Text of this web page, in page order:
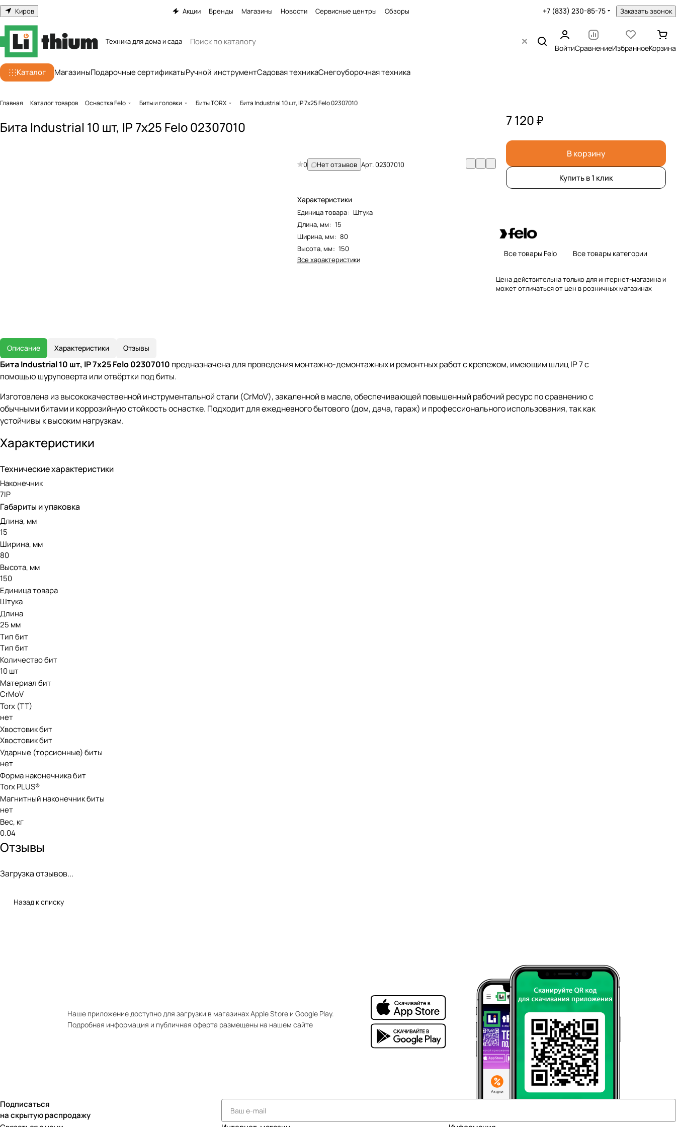
Киров Акции Бренды Магазины Новости Сервисные центры Обзоры +7 (833) 230-85-75 Заказать звонок
Техника для дома и сада
ВойтиСравнениеИзбранноеКорзина
Каталог МагазиныПодарочные сертификатыРучной инструментСадовая техникаСнегоуборочная техника
Главная Каталог товаров Оснастка Felo Биты и головки Биты TORX Бита Industrial 10 шт, IP 7x25 Felo 02307010
Бита Industrial 10 шт, IP 7x25 Felo 02307010
0 Нет отзывов Арт.02307010
Характеристики
Единица товара: Штука
Длина, мм: 15
Ширина, мм: 80
Высота, мм: 150
Все характеристики
7 120 ₽
В корзину
Купить в 1 клик
Все товары Felo Все товары категории
Цена действительна только для интернет-магазина и
может отличаться от цен в розничных магазинах
Описание Характеристики Отзывы
Бита Industrial 10 шт, IP 7x25 Felo 02307010 предназначена для проведения монтажно-демонтажных и ремонтных работ с крепежом, имеющим шлиц IP 7 с
помощью шуруповерта или отвёртки под биты.
Изготовлена из высококачественной инструментальной стали (CrMoV), закаленной в масле, обеспечивающей повышенный рабочий ресурс по сравнению с
обычными битами и коррозийную стойкость оснастке. Подходит для ежедневного бытового (дом, дача, гараж) и профессионального использования, так как
устойчивы к высоким нагрузкам.
Характеристики
Технические характеристики
Наконечник
7IP
Габариты и упаковка
Длина, мм
15
Ширина, мм
80
Высота, мм
150
Единица товара
Штука
Длина
25 мм
Тип бит
Тип бит
Количество бит
10 шт
Материал бит
CrMoV
Torx (TT)
нет
Хвостовик бит
Хвостовик бит
Ударные (торсионные) биты
нет
Форма наконечника бит
Torx PLUS®
Магнитный наконечник биты
нет
Вес, кг
0.04
Отзывы
Загрузка отзывов...
Назад к списку
Наше приложение доступно для загрузки в магазинах Apple Store и Google Play.
Подробная информация и публичная оферта размещены на нашем сайте
Подписаться
на скрытую распродажу